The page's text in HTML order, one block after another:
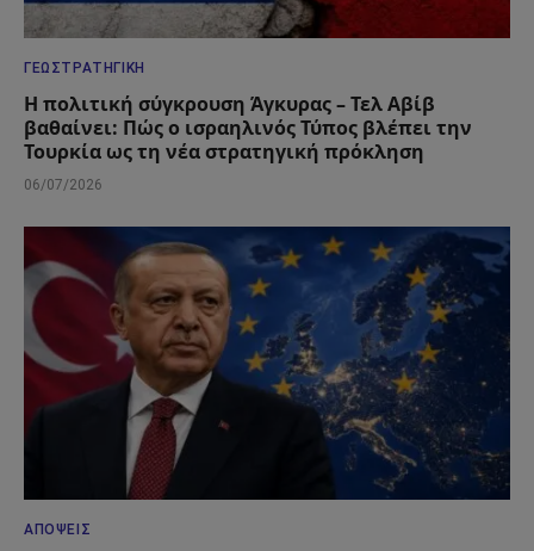
ΓΕΩΣΤΡΑΤΗΓΙΚΉ
Η πολιτική σύγκρουση Άγκυρας – Τελ Αβίβ
βαθαίνει: Πώς ο ισραηλινός Τύπος βλέπει την
Τουρκία ως τη νέα στρατηγική πρόκληση
06/07/2026
ΑΠΌΨΕΙΣ